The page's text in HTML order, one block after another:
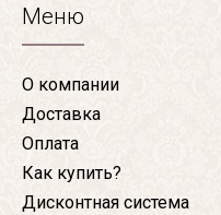
Меню
О компании
Доставка
Оплата
Как купить?
Дисконтная система